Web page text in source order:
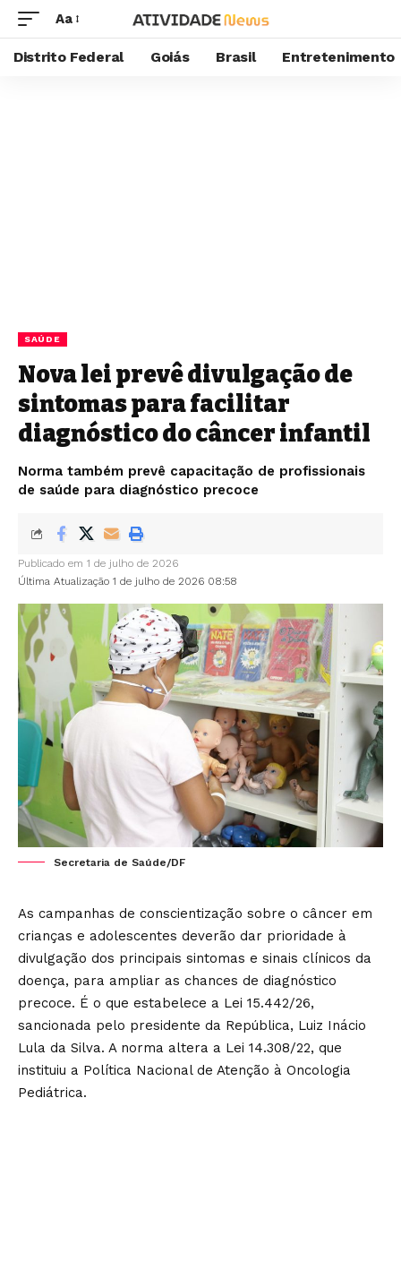
Aa
Distrito Federal Goiás Brasil Entretenimento
SAÚDE
Nova lei prevê divulgação de
sintomas para facilitar
diagnóstico do câncer infantil
Norma também prevê capacitação de profissionais
de saúde para diagnóstico precoce
Última Atualização 1 de julho de 2026 08:58
Publicado em 1 de julho de 2026
Secretaria de Saúde/DF
As campanhas de conscientização sobre o câncer em
crianças e adolescentes deverão dar prioridade à
divulgação dos principais sintomas e sinais clínicos da
doença, para ampliar as chances de diagnóstico
precoce. É o que estabelece a Lei 15.442/26,
sancionada pelo presidente da República, Luiz Inácio
Lula da Silva. A norma altera a Lei 14.308/22, que
instituiu a Política Nacional de Atenção à Oncologia
Pediátrica.